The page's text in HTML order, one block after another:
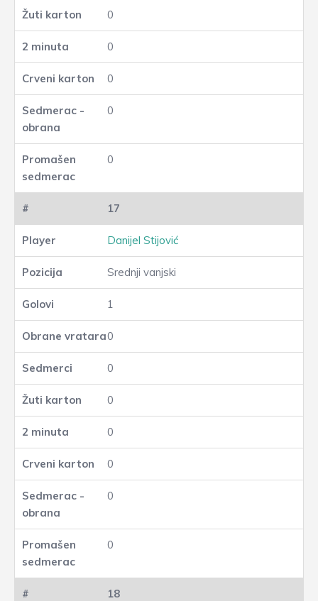
0
0
0
0
0
17
Danijel Stijović
Srednji vanjski
1
0
0
0
0
0
0
0
18